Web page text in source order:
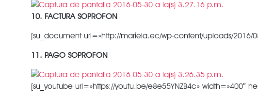
10. FACTURA SOPROFON
[su_document url=»http://mariela.ec/wp-content/uploads/2016/05/
11. PAGO SOPROFON
[su_youtube url=»https://youtu.be/e8e55YNZB4c» width=»400″